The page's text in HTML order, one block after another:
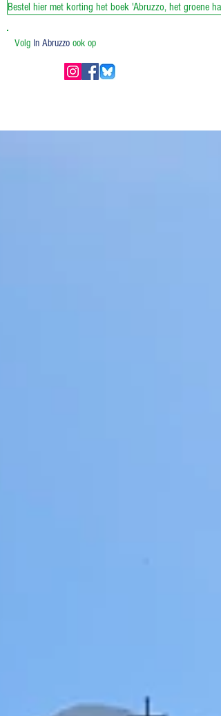
Bestel hier met korting het boek 'Abruzzo, het groene
Volg In Abruzzo ook op